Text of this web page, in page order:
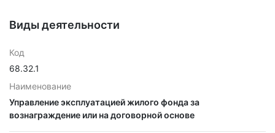
Виды деятельности
Код
68.32.1
Наименование
Управление эксплуатацией жилого фонда за
вознаграждение или на договорной основе